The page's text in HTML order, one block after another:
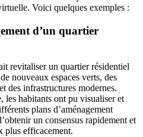
Voici quelques exemples :
d’un quartier
revitaliser un quartier résidentiel
nouveaux espaces verts, des
des infrastructures modernes.
les habitants ont pu visualiser et
plans d’aménagement
un consensus rapidement et
plus efficacement.